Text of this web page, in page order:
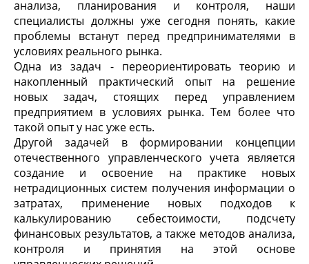
анализа, планирования и контроля, наши
специалисты должны уже сегодня понять, какие
проблемы встанут перед предпринимателями в
условиях реального рынка.
Одна из задач - переориентировать теорию и
накопленный практический опыт на решение
новых задач, стоящих перед управлением
предприятием в условиях рынка. Тем более что
такой опыт у нас уже есть.
Другой задачей в формировании концепции
отечественного управленческого учета является
создание и освоение на практике новых
нетрадиционных систем получения информации о
затратах, применение новых подходов к
калькулированию себестоимости, подсчету
финансовых результатов, а также методов анализа,
контроля и принятия на этой основе